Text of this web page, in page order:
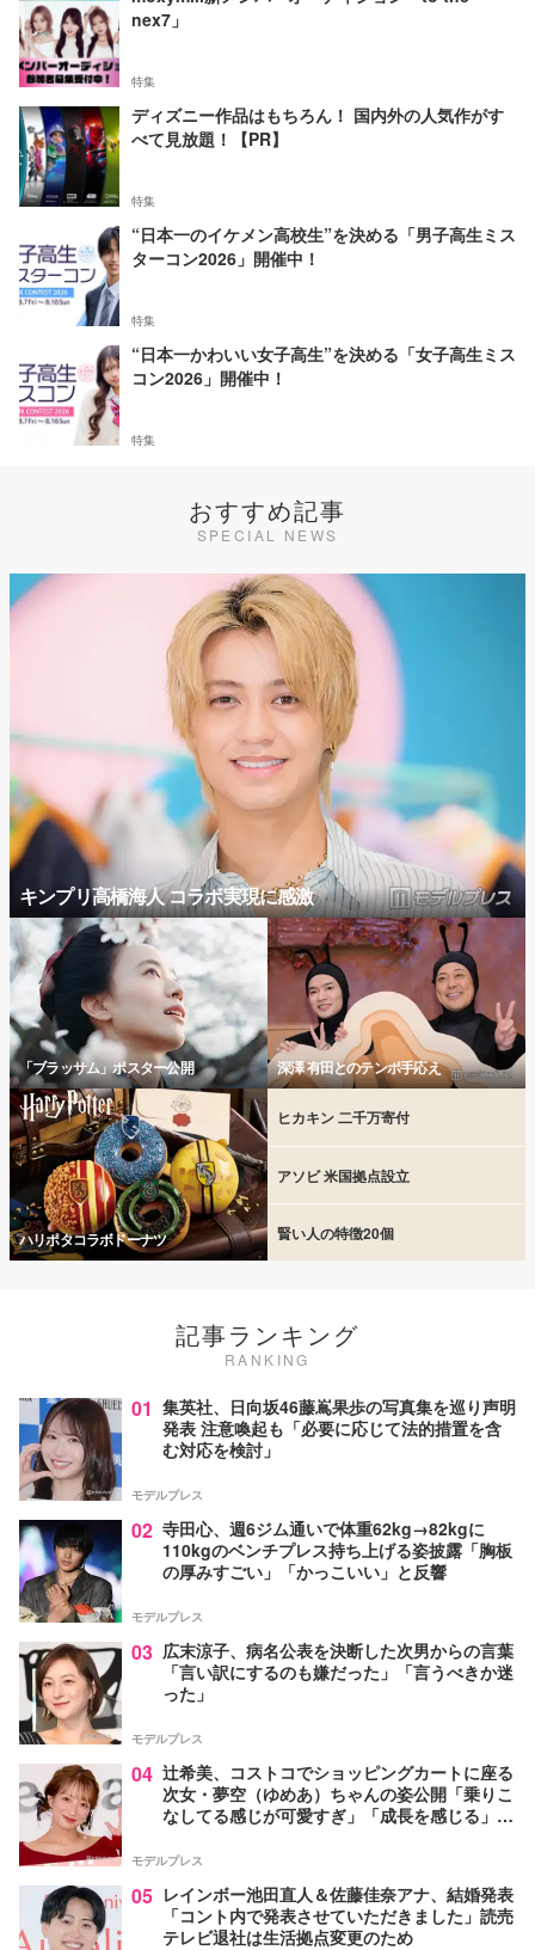
nex7」
特集
ディズニー作品はもちろん！ 国内外の人気作がす
べて見放題！【PR】
特集
“日本一のイケメン高校生”を決める「男子高生ミス
ターコン2026」開催中！
特集
“日本一かわいい女子高生”を決める「女子高生ミス
コン2026」開催中！
特集
おすすめ記事
SPECIAL NEWS
キンプリ高橋海人 コラボ実現に感激
「ブラッサム」ポスター公開 深澤 有田とのテンポ手応え
ハリポタコラボドーナツ
ヒカキン 二千万寄付
アソビ 米国拠点設立
賢い人の特徴20個
記事ランキング
RANKING
01 集英社、日向坂46藤嶌果歩の写真集を巡り声明
発表 注意喚起も「必要に応じて法的措置を含
む対応を検討」
モデルプレス
02 寺田心、週6ジム通いで体重62kg→82kgに
110kgのベンチプレス持ち上げる姿披露「胸板
の厚みすごい」「かっこいい」と反響
モデルプレス
03 広末涼子、病名公表を決断した次男からの言葉
「言い訳にするのも嫌だった」「言うべきか迷
った」
モデルプレス
04 辻希美、コストコでショッピングカートに座る
次女・夢空（ゆめあ）ちゃんの姿公開「乗りこ
なしてる感じが可愛すぎ」「成長を感じる」の
モデルプレス
05 レインボー池田直人＆佐藤佳奈アナ、結婚発表
「コント内で発表させていただきました」読売
テレビ退社は生活拠点変更のため